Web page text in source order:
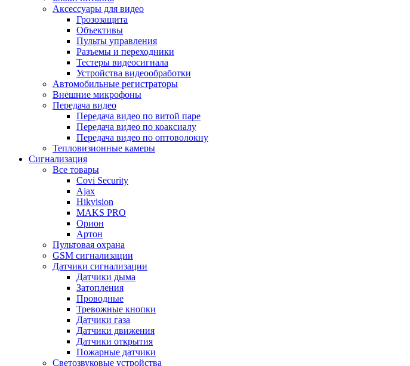
Аксессуары для видео
Грозозащита
Объективы
Пульты управления
Разъемы и переходники
Тестеры видеосигнала
Устройства видеообработки
Автомобильные регистраторы
Внешние микрофоны
Передача видео
Передача видео по витой паре
Передача видео по коаксиалу
Передача видео по оптоволокну
Тепловизионные камеры
Сигнализация
Все товары
Covi Security
Ajax
Hikvision
MAKS PRO
Орион
Артон
Пультовая охрана
GSM сигнализации
Датчики сигнализации
Датчики дыма
Затопления
Проводные
Тревожные кнопки
Датчики газа
Датчики движения
Датчики открытия
Пожарные датчики
Светозвуковые устройства